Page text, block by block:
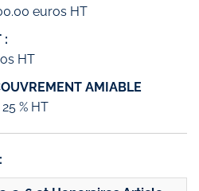
euros HT
:
HT
AMIABLE
% HT